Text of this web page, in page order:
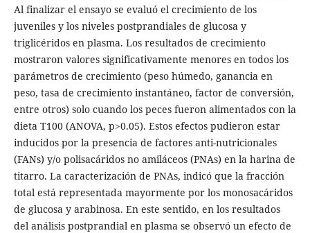
Al finalizar el ensayo se evaluó el crecimiento de los
juveniles y los niveles postprandiales de glucosa y
triglicéridos en plasma. Los resultados de crecimiento
mostraron valores significativamente menores en todos los
parámetros de crecimiento (peso húmedo, ganancia en
peso, tasa de crecimiento instantáneo, factor de conversión,
entre otros) solo cuando los peces fueron alimentados con la
dieta T100 (ANOVA, p>0.05). Estos efectos pudieron estar
inducidos por la presencia de factores anti-nutricionales
(FANs) y/o polisacáridos no amiláceos (PNAs) en la harina de
titarro. La caracterización de PNAs, indicó que la fracción
total está representada mayormente por los monosacáridos
de glucosa y arabinosa. En este sentido, en los resultados
del análisis postprandial en plasma se observó un efecto de